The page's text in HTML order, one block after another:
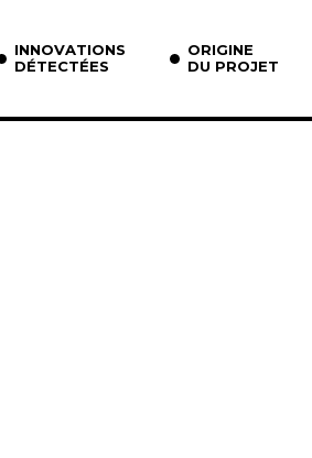
INNOVATIONS
DÉTECTÉES
ORIGINE
DU PROJET